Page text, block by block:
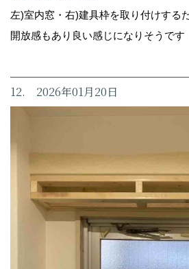
左)室内窓・右)建具枠を取り付けする
開放感もあり良い感じになりそうです
12. 2026年01月20日